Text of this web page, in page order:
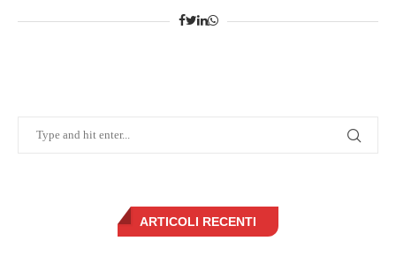
ARTICOLI RECENTI